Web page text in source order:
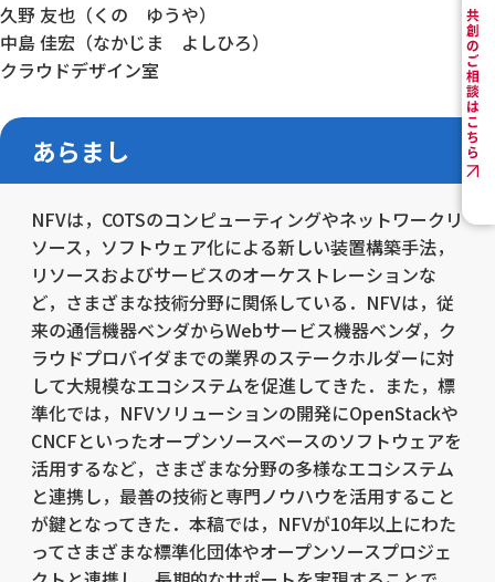
久野 友也（くの ゆうや）
中島 佳宏（なかじま よしひろ）
クラウドデザイン室
あらまし
NFVは，COTSのコンピューティングやネットワークリ
ソース，ソフトウェア化による新しい装置構築手法，
リソースおよびサービスのオーケストレーションな
ど，さまざまな技術分野に関係している．NFVは，従
来の通信機器ベンダからWebサービス機器ベンダ，ク
ラウドプロバイダまでの業界のステークホルダーに対
して大規模なエコシステムを促進してきた．また，標
準化では，NFVソリューションの開発にOpenStackや
CNCFといったオープンソースベースのソフトウェアを
活用するなど，さまざまな分野の多様なエコシステム
と連携し，最善の技術と専門ノウハウを活用すること
が鍵となってきた．本稿では，NFVが10年以上にわた
ってさまざまな標準化団体やオープンソースプロジェ